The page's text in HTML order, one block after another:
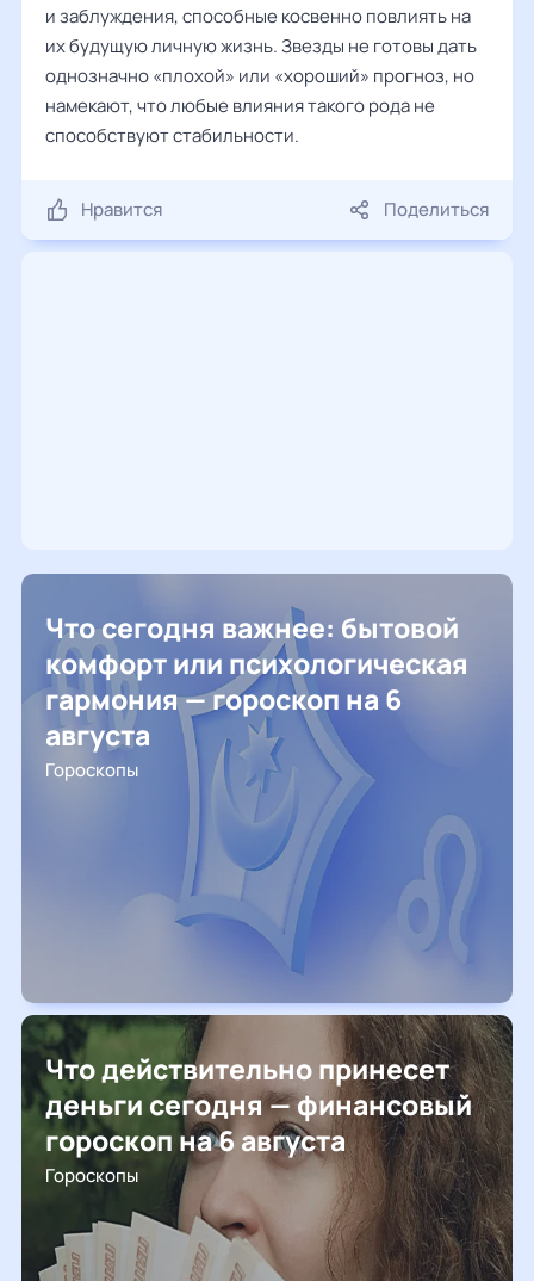
и заблуждения, способные косвенно повлиять на
их будущую личную жизнь. Звезды не готовы дать
однозначно «плохой» или «хороший» прогноз, но
намекают, что любые влияния такого рода не
способствуют стабильности.
Нравится Поделиться
Что сегодня важнее: бытовой
комфорт или психологическая
гармония — гороскоп на 6
августа
Гороскопы
Что действительно принесет
деньги сегодня — финансовый
гороскоп на 6 августа
Гороскопы